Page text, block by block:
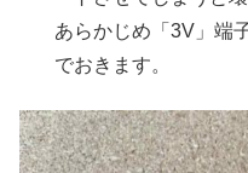
あらかじめ「3V」端
でおきます。